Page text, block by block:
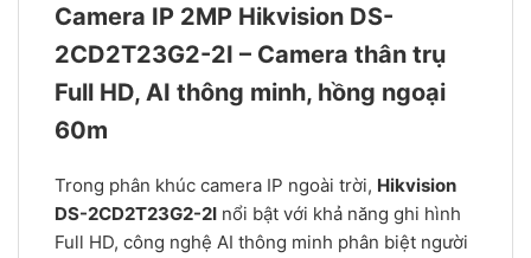
Camera IP 2MP Hikvision DS-
2CD2T23G2-2I – Camera thân trụ
Full HD, AI thông minh, hồng ngoại
60m
Trong phân khúc camera IP ngoài trời, Hikvision
DS-2CD2T23G2-2I nổi bật với khả năng ghi hình
Full HD, công nghệ AI thông minh phân biệt người